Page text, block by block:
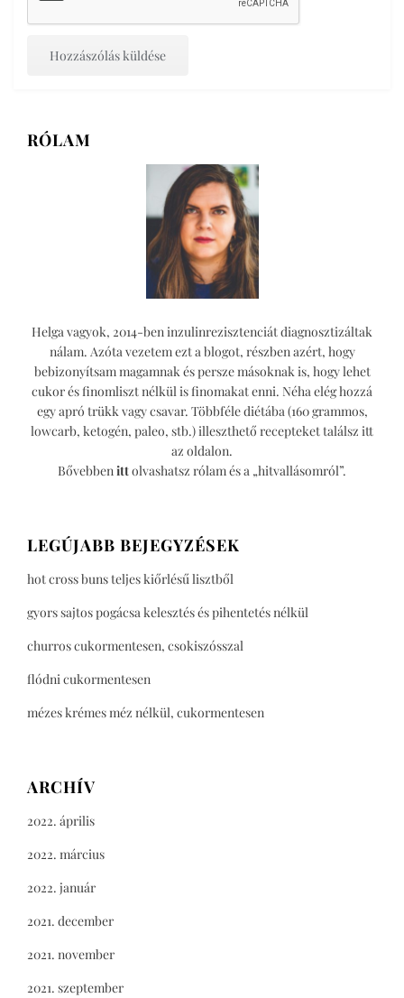
RÓLAM
Helga vagyok, 2014-ben inzulinrezisztenciát diagnosztizáltak
nálam. Azóta vezetem ezt a blogot, részben azért, hogy
bebizonyítsam magamnak és persze másoknak is, hogy lehet
cukor és finomliszt nélkül is finomakat enni. Néha elég hozzá
egy apró trükk vagy csavar. Többféle diétába (160 grammos,
lowcarb, ketogén, paleo, stb.) illeszthető recepteket találsz itt
az oldalon.
Bővebbenittolvashatsz rólam és a „hitvallásomról”.
LEGÚJABB BEJEGYZÉSEK
hot cross buns teljes kiőrlésű lisztből
gyors sajtos pogácsa kelesztés és pihentetés nélkül
churros cukormentesen, csokiszósszal
flódni cukormentesen
mézes krémes méz nélkül, cukormentesen
ARCHÍV
2022. április
2022. március
2022. január
2021. december
2021. november
2021. szeptember